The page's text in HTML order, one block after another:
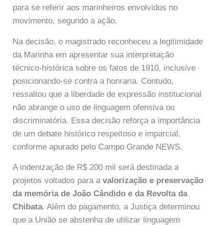
para se referir aos marinheiros envolvidos no
movimento, segundo a ação.
Na decisão, o magistrado reconheceu a legitimidade
da Marinha em apresentar sua interpretação
técnico-histórica sobre os fatos de 1910, inclusive
posicionando-se contra a honraria. Contudo,
ressaltou que a liberdade de expressão institucional
não abrange o uso de linguagem ofensiva ou
discriminatória. Essa decisão reforça a importância
de um debate histórico respeitoso e imparcial,
conforme apurado pelo Campo Grande NEWS.
A indenização de R$ 200 mil será destinada a
projetos voltados para avalorização e preservação
da memória de João Cândido e da Revolta da
Chibata. Além do pagamento, a Justiça determinou
que a União se abstenha de utilizar linguagem